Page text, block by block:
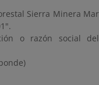
Sierra Minera Mar
o razón social del